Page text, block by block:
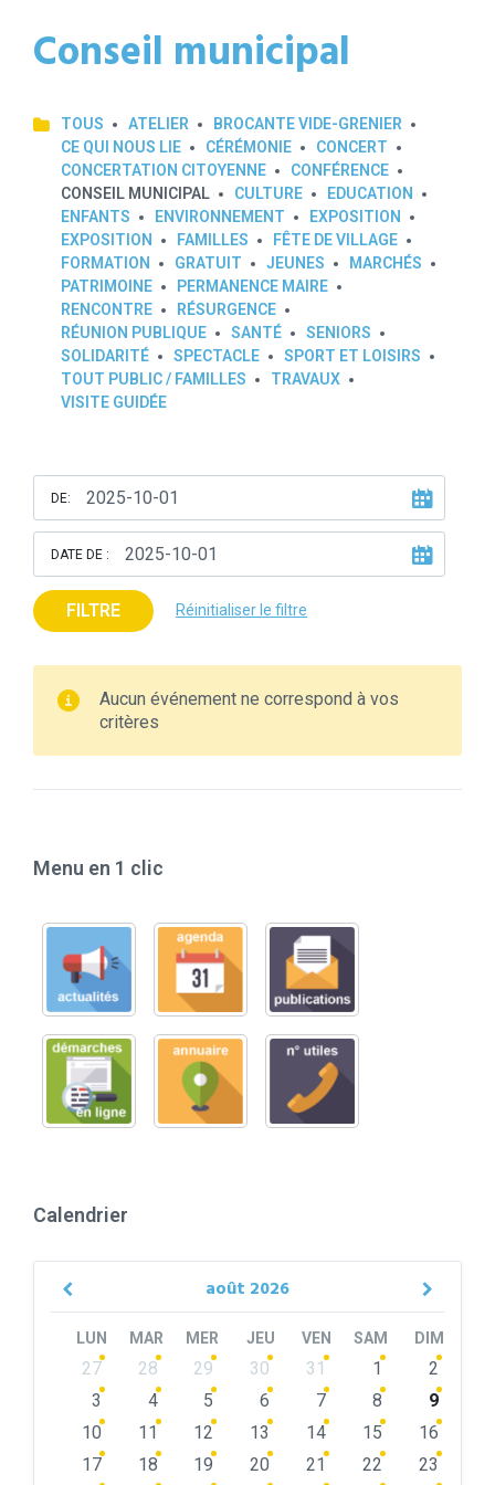
Conseil municipal
TOUS ATELIER
BROCANTE VIDE-GRENIER
CE QUI NOUS LIE
CÉRÉMONIE
CONCERT
CONCERTATION CITOYENNE
CONFÉRENCE
CONSEIL MUNICIPAL
CULTURE
EDUCATION
ENFANTS
ENVIRONNEMENT
EXPOSITION
EXPOSITION
FAMILLES
FÊTE DE VILLAGE
FORMATION
GRATUIT JEUNES
MARCHÉS
PATRIMOINE
PERMANENCE MAIRE
RENCONTRE
RÉSURGENCE
RÉUNION PUBLIQUE
SANTÉ
SENIORS
SOLIDARITÉ
SPECTACLE
SPORT ET LOISIRS
TOUT PUBLIC / FAMILLES
TRAVAUX
VISITE GUIDÉE
DE:
DATE DE :
FILTRE Réinitialiser le filtre
Aucun événement ne correspond à vos
critères
Menu en 1 clic
Calendrier
août 2026
Previous
LUN MAR MER JEU VEN SAM DIM
Skip
calendar
27 28 29 30 31 1
2
3
4 5 6 7 8
9
10
11 12 13 14 15
16
17
18 19 20 21 22
23